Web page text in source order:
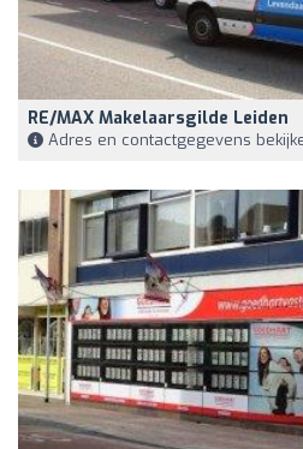
RE/MAX Makelaarsgilde Leiden
Adres en contactgegevens